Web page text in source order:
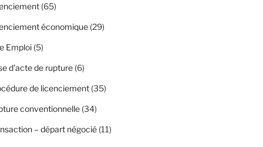
(65)
économique(29)
Emploi(5)
d'acte de rupture(6)
de licenciement(35)
conventionnelle(34)
– départ négocié(11)